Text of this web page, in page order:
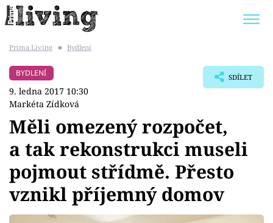
BYDLENÍ SLAVNÝCH
Témata
Bydlení
Zahrada
Prima Living ■ Bydlení
BYDLENÍ
9. ledna 2017 10:30
Markéta Zídková
SDÍLET
Měli omezený rozpočet,
a tak rekonstrukci museli
pojmout střídmě. Přesto
vznikl příjemný domov